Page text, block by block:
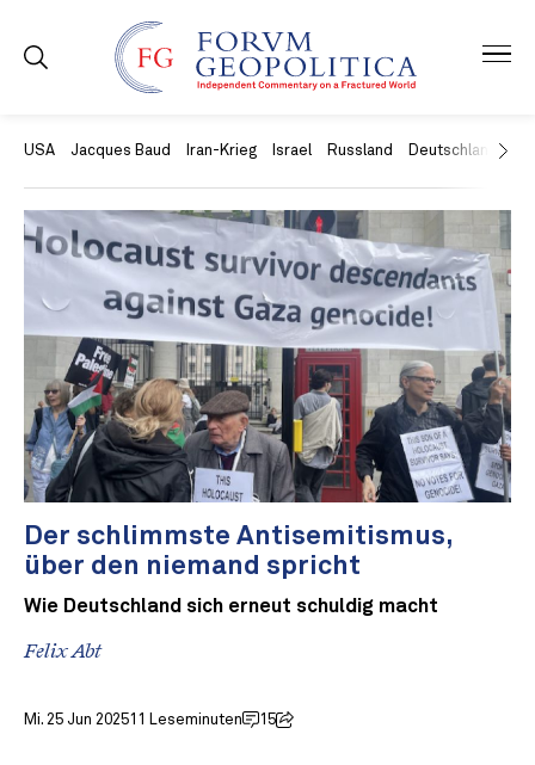
USA Jacques Baud Iran-Krieg Israel Russland Deutschland
Der schlimmste Antisemitismus,
über den niemand spricht
Wie Deutschland sich erneut schuldig macht
Felix Abt
Mi. 25 Jun 202511 Leseminuten 15